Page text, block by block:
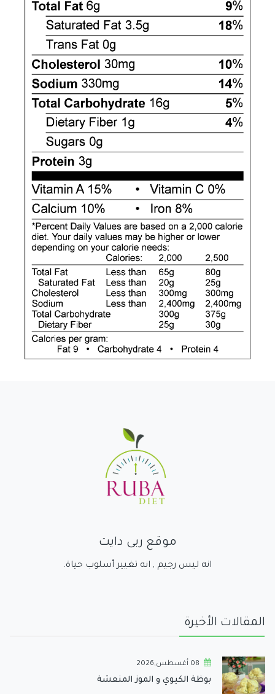
موقع ربى دايت
انه ليس رجيم , انه تغيير أسلوب حياة.
المقالات الأخيرة
08 أغسطس,2026
بوظة الكيوي و الموز المنعشة